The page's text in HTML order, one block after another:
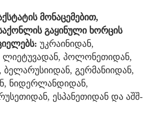
მონაცემებით,
გაყინული ხორცის
უკრაინიდან,
ლიეტუვადან, პოლონეთიდან,
ბელარუსიიდან, გერმანიიდან,
ნიდერლანდიდან,
ესპანეთიდან და აშშ-